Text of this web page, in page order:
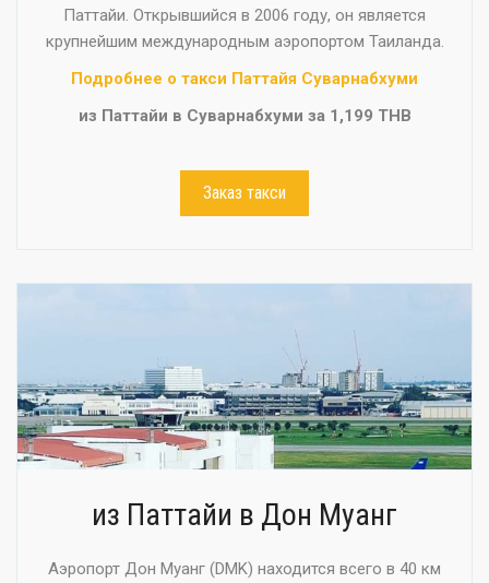
Паттайи. Открывшийся в 2006 году, он является
крупнейшим международным аэропортом Таиланда.
Подробнее о такси Паттайя Суварнабхуми
из Паттайи в Суварнабхуми за 1,199 THB
Заказ такси
из Паттайи в Дон Муанг
Аэропорт Дон Муанг (DMK) находится всего в 40 км